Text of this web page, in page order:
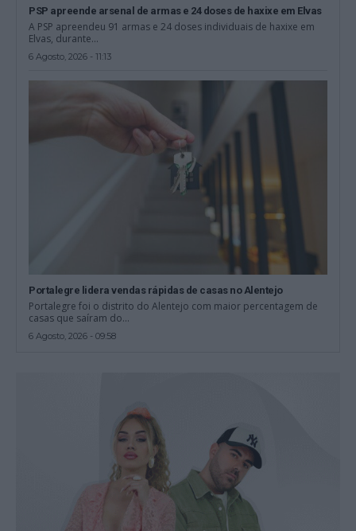
PSP apreende arsenal de armas e 24 doses de haxixe em Elvas
A PSP apreendeu 91 armas e 24 doses individuais de haxixe em
Elvas, durante...
6 Agosto, 2026 - 11:13
Portalegre lidera vendas rápidas de casas no Alentejo
Portalegre foi o distrito do Alentejo com maior percentagem de
casas que saíram do...
6 Agosto, 2026 - 09:58